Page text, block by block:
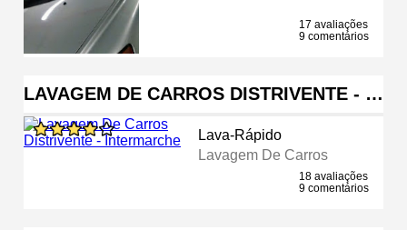
17 avaliações
9 comentários
LAVAGEM DE CARROS DISTRIVENTE - …
Lava-Rápido
Lavagem De Carros
18 avaliações
9 comentários